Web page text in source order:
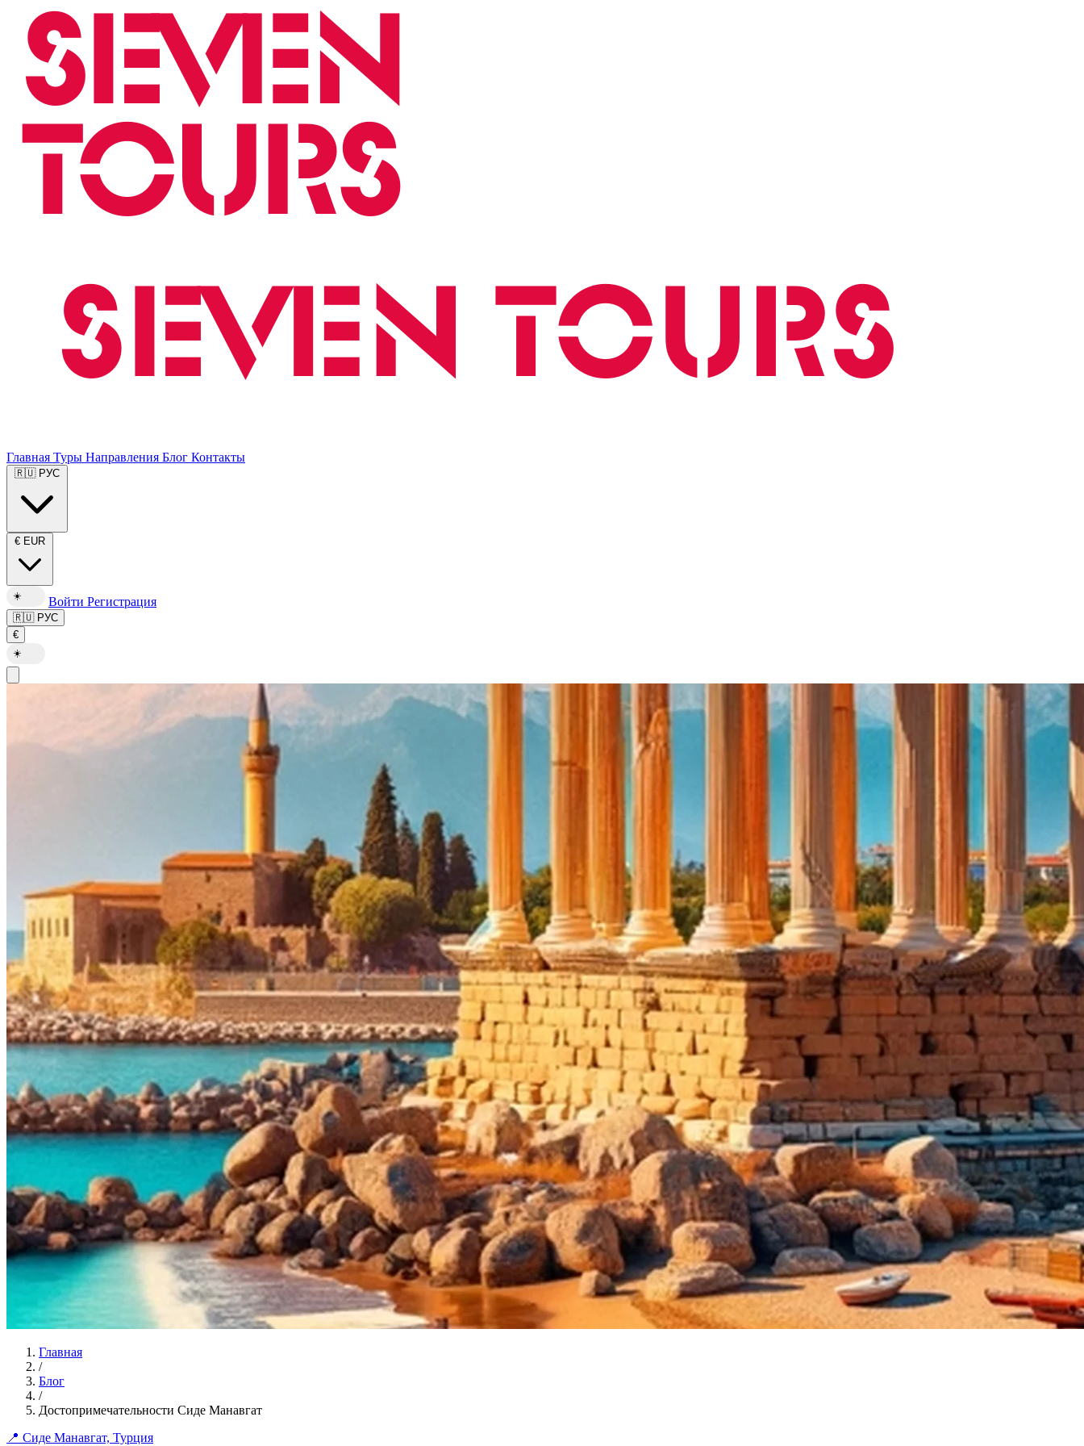
Главная Туры Направления Блог Контакты
🇷🇺 РУС
€ EUR
☀️ Войти Регистрация
🇷🇺 РУС
€
☀️
Главная
/
Блог
/
Достопримечательности Сиде Манавгат
📍 Сиде Манавгат, Турция